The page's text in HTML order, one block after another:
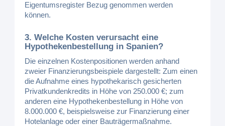
Eigentumsregister Bezug genommen werden
können.
3. Welche Kosten verursacht eine
Hypothekenbestellung in Spanien?
Die einzelnen Kostenpositionen werden anhand
zweier Finanzierungsbeispiele dargestellt: Zum einen
die Aufnahme eines hypothekarisch gesicherten
Privatkundenkredits in Höhe von 250.000 €; zum
anderen eine Hypothekenbestellung in Höhe von
8.000.000 €, beispielsweise zur Finanzierung einer
Hotelanlage oder einer Bauträgermaßnahme.